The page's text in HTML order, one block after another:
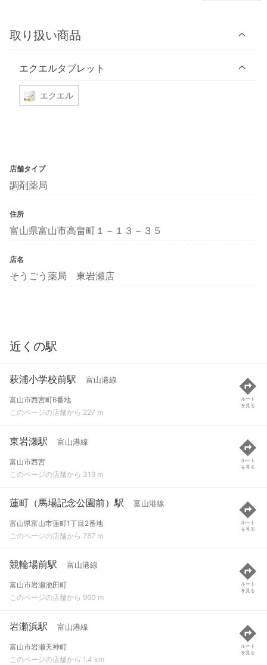
取り扱い商品
エクエルタブレット
エクエル
店舗タイプ
調剤薬局
住所
富山県富山市高畠町１－１３－３５
店名
そうごう薬局 東岩瀬店
近くの駅
萩浦小学校前駅 富山港線
富山市西宮町6番地
このページの店舗から 227 m
ルート
を見る
東岩瀬駅 富山港線
富山市西宮
このページの店舗から 319 m
ルート
を見る
蓮町（馬場記念公園前）駅 富山港線
富山県富山市蓮町1丁目2番地
このページの店舗から 787 m
ルート
を見る
競輪場前駅 富山港線
富山市岩瀬池田町
このページの店舗から 960 m
ルート
を見る
岩瀬浜駅 富山港線
富山市岩瀬天神町
このページの店舗から 1.4 km
ルート
を見る